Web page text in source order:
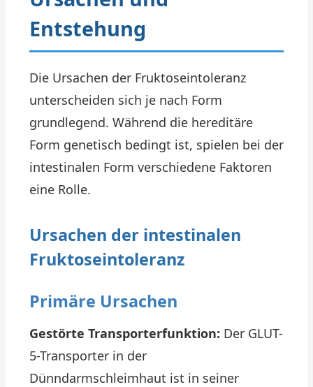
Entstehung
Die Ursachen der Fruktoseintoleranz
unterscheiden sich je nach Form
grundlegend. Während die hereditäre
Form genetisch bedingt ist, spielen bei der
intestinalen Form verschiedene Faktoren
eine Rolle.
Ursachen der intestinalen
Fruktoseintoleranz
Primäre Ursachen
Gestörte Transporterfunktion: Der GLUT-
5-Transporter in der
Dünndarmschleimhaut ist in seiner